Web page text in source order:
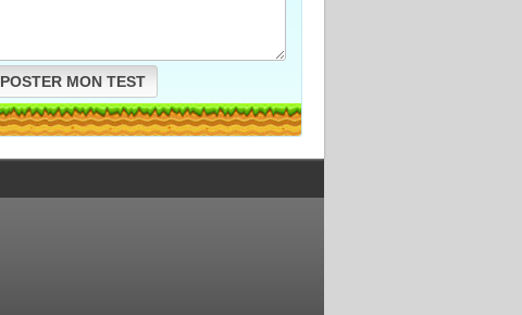
POSTER MON TEST